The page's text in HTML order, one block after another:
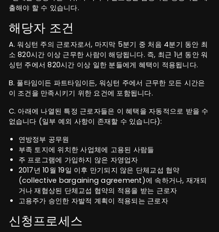
출해야 할 수 있습니다.
해당자 조건
A. 워싱턴 주의 근로자로서, 마지막 5분기 중 처음 4분기 동안 최
소 820시간 이상 근무한 사람이 해당됩니다. 즉, 최근 1년 동안 워
싱턴 주에서 820시간 이상 일한 분들에게 혜택이 적용됩니다.
B. 풀타임이든 파트타임이든, 워싱턴 주에서 근무한 모든 시간은
이 조건을 만족시키기 위한 요건에 포함됩니다.
C. 아래에 나열된 특정 근로자들은 이 혜택을 자동적으로 받을 수
없습니다 (일부 예외 사항이 존재할 수 있습니다):
연방정부 공무원
부족 토지에 위치한 사업체에 고용된 사람들
주 프로그램에 가입하지 않은 자영업자
2017년 10월 19일 이후 만기되지 않은 단체교섭 협약
(collective bargaining agreement)에 속하거나, 재개되
거나 재협상된 단체교섭 협약의 적용을 받는 근로자
고용주가 승인한 자발적 계획이 적용되는 근로자
신청프로세스